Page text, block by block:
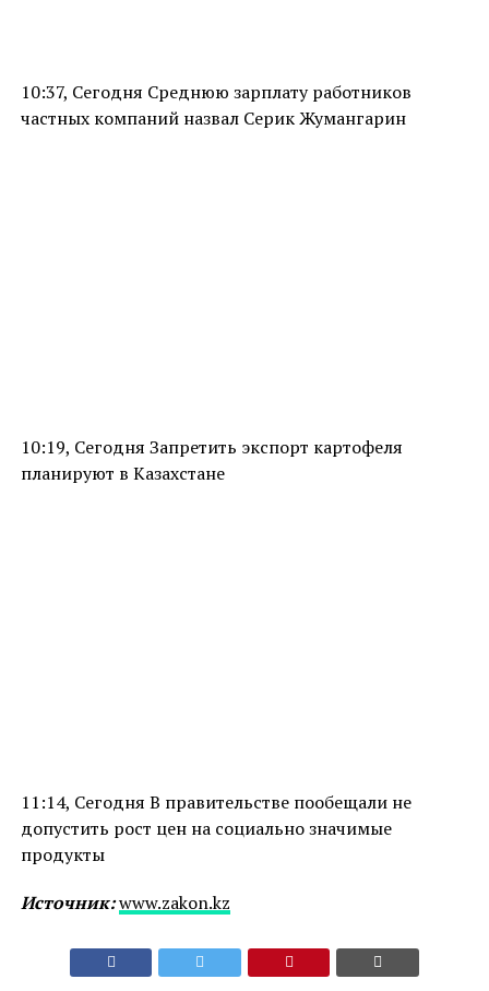
10:37, Сегодня Среднюю зарплату работников
частных компаний назвал Серик Жумангарин
10:19, Сегодня Запретить экспорт картофеля
планируют в Казахстане
11:14, Сегодня В правительстве пообещали не
допустить рост цен на социально значимые
продукты
Источник:www.zakon.kz